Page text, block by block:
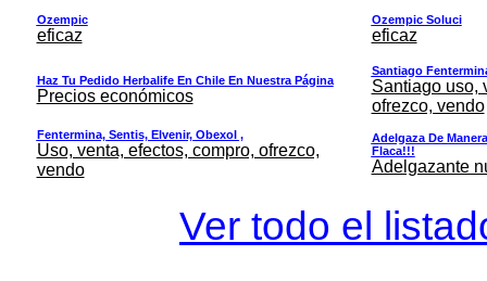
Ozempic
eficaz
Ozempic Soluci
eficaz
Haz Tu Pedido Herbalife En Chile En Nuestra Página
Precios económicos
Santiago
Santiago uso,
ofrezco, vendo
Fentermina, Sentis, Elvenir, Obexol ,
Uso, venta, efectos, compro, ofrezco,
vendo
Adelgaza De
Flaca!!!
Adelgazante
Ver todo el